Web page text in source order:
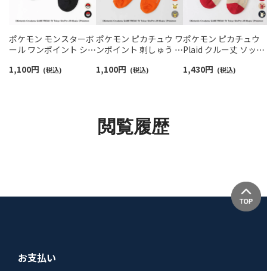
ポケモン モンスターボ
ール ワンポイント ショ
04147306
1,100円 (税込)
ポケモン ピカチュウ ワ
ンポイント 刺しゅう リ
キッズ 04147301
1,100円 (税込)
ポケモン ピカチュウ
Plaid クルー丈 ソック
1,430円 (税込)
閲覧履歴
お支払い